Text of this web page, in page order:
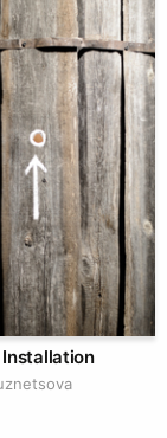
Installation